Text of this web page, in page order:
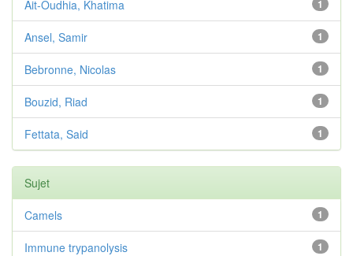
1
Ait-Oudhia, Khatima
1
Ansel, Samir
1
Bebronne, Nicolas
1
Bouzid, Riad
1
Fettata, Said
Sujet
1
Camels
1
Immune trypanolysis